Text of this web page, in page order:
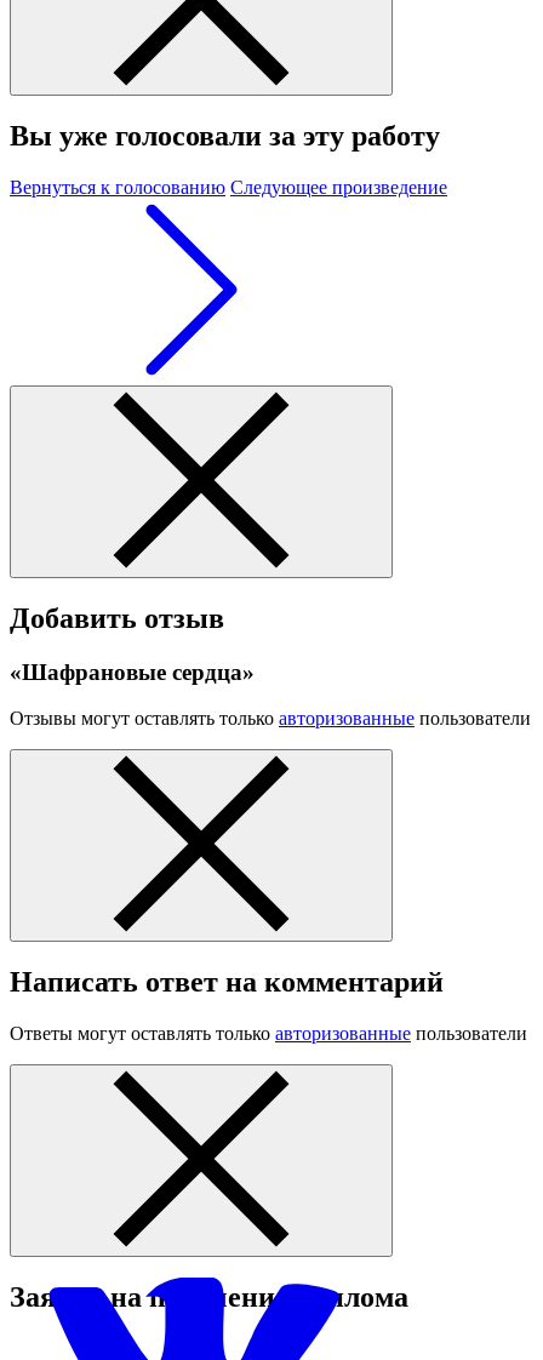
Вы уже голосовали за эту работу
Вернуться к голосованию Следующее произведение
Добавить отзыв
«Шафрановые сердца»
Отзывы могут оставлять только авторизованные пользователи
Написать ответ на комментарий
Ответы могут оставлять только авторизованные пользователи
Заявка на получение диплома